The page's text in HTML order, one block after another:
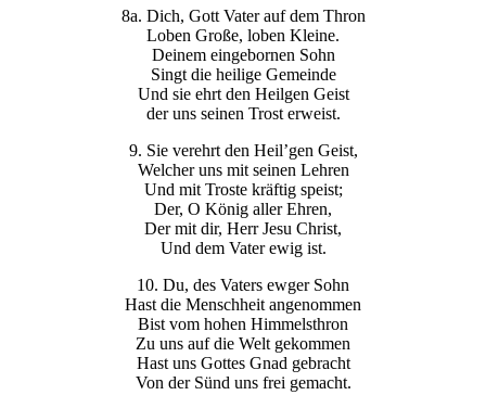
8a. Dich, Gott Vater auf dem Thron
Loben Große, loben Kleine.
Deinem eingebornen Sohn
Singt die heilige Gemeinde
Und sie ehrt den Heilgen Geist
der uns seinen Trost erweist.
9. Sie verehrt den Heil’gen Geist,
Welcher uns mit seinen Lehren
Und mit Troste kräftig speist;
Der, O König aller Ehren,
Der mit dir, Herr Jesu Christ,
Und dem Vater ewig ist.
10. Du, des Vaters ewger Sohn
Hast die Menschheit angenommen
Bist vom hohen Himmelsthron
Zu uns auf die Welt gekommen
Hast uns Gottes Gnad gebracht
Von der Sünd uns frei gemacht.